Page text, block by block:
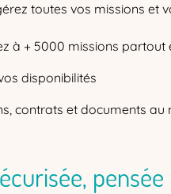
toutes vos missions et
à + 5000 missions partout
disponibilités
contrats et documents